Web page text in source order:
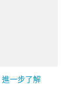
進一步了解